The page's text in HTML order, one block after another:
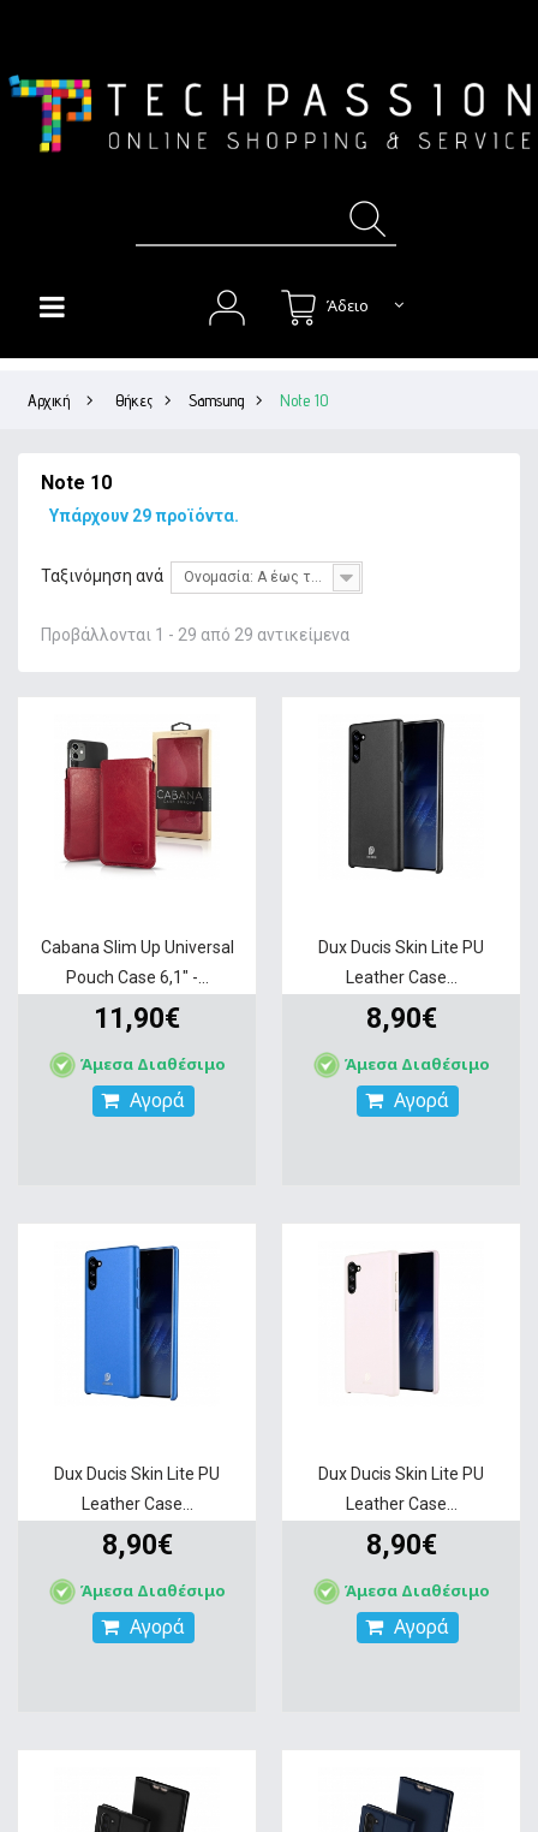
Άδειο
ΘΉΚΕΣ
ΜΝΉΜΗ
IT ΑΞΕΣΟΥΆΡ & GAMING
ΔΙΚΤΥΑΚΆ
HOME & LIVING
Αρχική > Θήκες > Samsung > Note 10
Note 10
Υπάρχουν 29 προϊόντα.
Ταξινόμηση ανά Ονομασία: Α έως το Ω
Προβάλλονται 1 - 29 από 29 αντικείμενα
Cabana Slim Up Universal
Pouch Case 6,1" -...
11,90€
Άμεσα Διαθέσιμο
Αγορά
Dux Ducis Skin Lite PU
Leather Case...
8,90€
Άμεσα Διαθέσιμο
Αγορά
Dux Ducis Skin Lite PU
Leather Case...
8,90€
Άμεσα Διαθέσιμο
Αγορά
Dux Ducis Skin Lite PU
Leather Case...
8,90€
Άμεσα Διαθέσιμο
Αγορά